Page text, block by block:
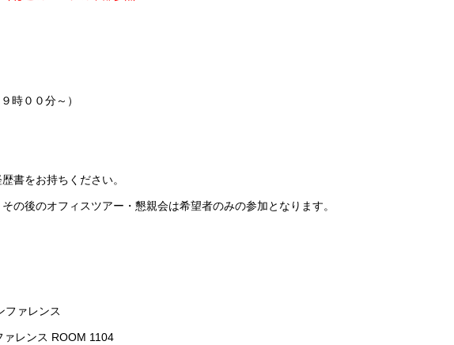
時００分～）
書をお持ちください。
の後のオフィスツアー・懇親会は希望者のみの参加となります。
ァレンス
レンス ROOM 1104